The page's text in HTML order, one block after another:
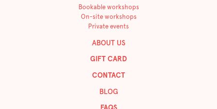
Bookable workshops
On-site workshops
Private events
ABOUT US
GIFT CARD
CONTACT
BLOG